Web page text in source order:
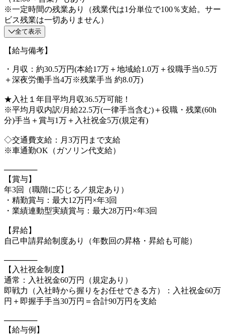
※一定時間の残業あり（残業代は1分単位で100％支給。サー
ビス残業は一切ありません）
全て表示
【給与備考】
・月収：約30.5万円(本給17万＋地域給1.0万＋役職手当0.5万
＋深夜労働手当4万※残業手当 約8.0万)
★入社１年目平均月収36.5万可能！
※平均月収内訳/月給22.5万(一律手当含む)＋役職・残業(60h
分)手当＋賞与1万＋入社祝金5万(規定有)
◇交通費支給：月3万円まで支給
※車通勤OK（ガソリン代支給）
──────
【賞与】
年3回（職階に応じる／規定あり）
・精勤賞与：最大12万円×年3回
・業績連動型実績賞与：最大28万円×年3回
【昇給】
自己申請昇給制度あり（年数回の昇格・昇給も可能）
──────
【入社祝金制度】
通常：入社祝金60万円（規定あり）
即戦力（入社時から握りをお任せできる方）：入社祝金60万
円＋即握手手当30万円＝合計90万円を支給
──────
【給与例】